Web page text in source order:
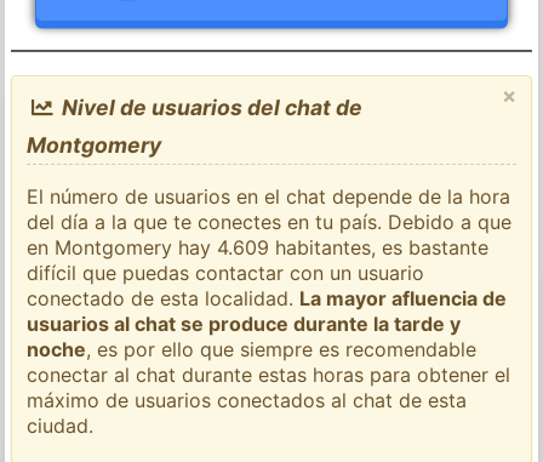
×
Nivel de usuarios del chat de
Montgomery
El número de usuarios en el chat depende de la hora
del día a la que te conectes en tu país. Debido a que
en Montgomery hay 4.609 habitantes, es bastante
difícil que puedas contactar con un usuario
conectado de esta localidad. La mayor afluencia de
usuarios al chat se produce durante la tarde y
noche, es por ello que siempre es recomendable
conectar al chat durante estas horas para obtener el
máximo de usuarios conectados al chat de esta
ciudad.